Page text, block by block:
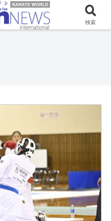
検索